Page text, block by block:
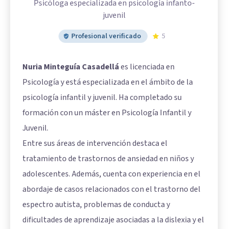
Psicóloga especializada en psicología infanto-
juvenil
Profesional verificado 5
Nuria Minteguía Casadelláes licenciada en
Psicología y está especializada en el ámbito de la
psicología infantil y juvenil. Ha completado su
formación con un máster en Psicología Infantil y
Juvenil.
Entre sus áreas de intervención destaca el
tratamiento de trastornos de ansiedad en niños y
adolescentes. Además, cuenta con experiencia en el
abordaje de casos relacionados con el trastorno del
espectro autista, problemas de conducta y
dificultades de aprendizaje asociadas a la dislexia y el